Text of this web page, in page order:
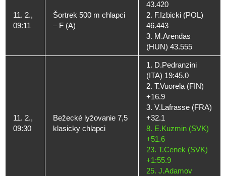
11. 2.,
09:11
Šortrek 500 m chlapci
– F (A)
43.420
2. F.Izbicki (POL)
46.443
3. M.Arendas
(HUN) 43.555
11. 2.,
09:30
Bežecké lyžovanie 7,5
klasicky chlapci
1. D.Pedranzini
(ITA) 19:45.0
2. T.Vuorela (FIN)
+16.9
3. V.Lafrasse (FRA)
+32.1
8. E.Kuzmin (SVK)
+51.6
23. T.Cenek (SVK)
+1:55.9
25. J.Adamov